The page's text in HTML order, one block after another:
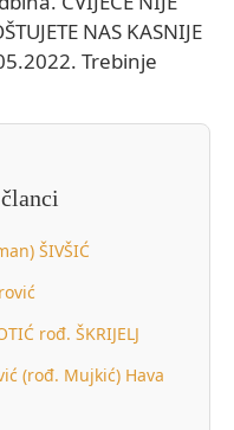
NAS KASNIJE
Trebinje
ŠIVŠIĆ
rođ. ŠKRIJELJ
(rođ. Mujkić) Hava